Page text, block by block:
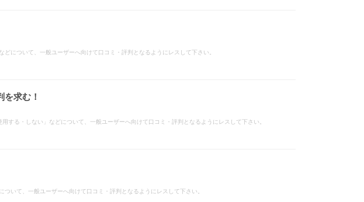
について、一般ユーザーへ向けて口コミ・評判となるようにレスして下さい。
求む！
る・しない」などについて、一般ユーザーへ向けて口コミ・評判となるようにレスして下さい。
いて、一般ユーザーへ向けて口コミ・評判となるようにレスして下さい。